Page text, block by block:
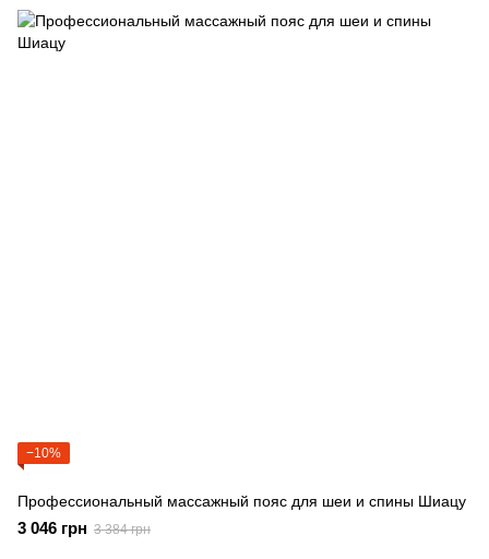
−10%
Профессиональный массажный пояс для шеи и спины Шиацу
3 046 грн 3 384 грн